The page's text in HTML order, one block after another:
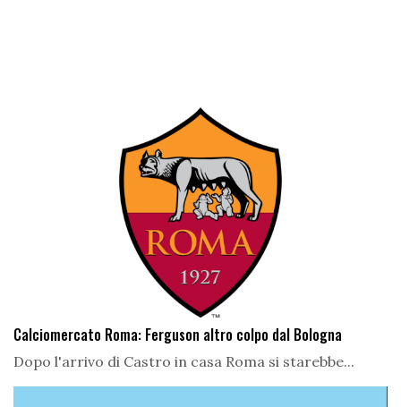
Calciomercato Roma: Ferguson altro colpo dal Bologna
Dopo l'arrivo di Castro in casa Roma si starebbe...